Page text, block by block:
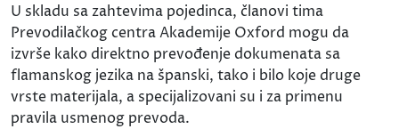
U skladu sa zahtevima pojedinca, članovi tima
Prevodilačkog centra Akademije Oxford mogu da
izvrše kako direktno prevođenje dokumenata sa
flamanskog jezika na španski, tako i bilo koje druge
vrste materijala, a specijalizovani su i za primenu
pravila usmenog prevoda.